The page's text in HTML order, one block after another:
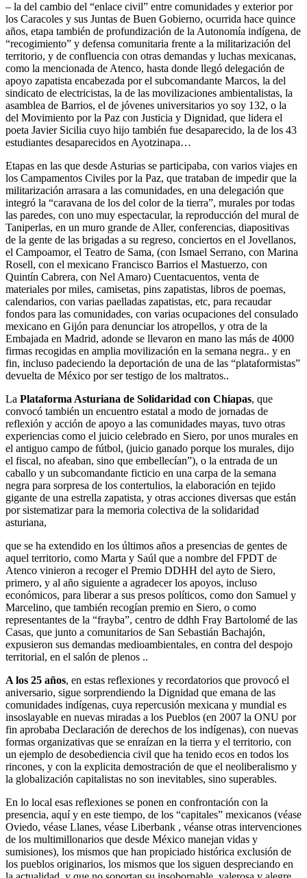
– la del cambio del “enlace civil” entre comunidades y exterior por
los Caracoles y sus Juntas de Buen Gobierno, ocurrida hace quince
años, etapa también de profundización de la Autonomía indígena, de
“recogimiento” y defensa comunitaria frente a la militarización del
territorio, y de confluencia con otras demandas y luchas mexicanas,
como la mencionada de Atenco, hasta donde llegó delegación de
apoyo zapatista encabezada por el subcomandante Marcos, la del
sindicato de electricistas, la de las movilizaciones ambientalistas, la
asamblea de Barrios, el de jóvenes universitarios yo soy 132, o la
del Movimiento por la Paz con Justicia y Dignidad, que lidera el
poeta Javier Sicilia cuyo hijo también fue desaparecido, la de los 43
estudiantes desaparecidos en Ayotzinapa…
Etapas en las que desde Asturias se participaba, con varios viajes en
los Campamentos Civiles por la Paz, que trataban de impedir que la
militarización arrasara a las comunidades, en una delegación que
integró la “caravana de los del color de la tierra”, murales por todas
las paredes, con uno muy espectacular, la reproducción del mural de
Taniperlas, en un muro grande de Aller, conferencias, diapositivas
de la gente de las brigadas a su regreso, conciertos en el Jovellanos,
el Campoamor, el Teatro de Sama, (con Ismael Serrano, con Marina
Rosell, con el mexicano Francisco Barrios el Mastuerzo, con
Quintín Cabrera, con Nel Amaro) Cuentacuentos, venta de
materiales por miles, camisetas, pins zapatistas, libros de poemas,
calendarios, con varias paelladas zapatistas, etc, para recaudar
fondos para las comunidades, con varias ocupaciones del consulado
mexicano en Gijón para denunciar los atropellos, y otra de la
Embajada en Madrid, adonde se llevaron en mano las más de 4000
firmas recogidas en amplia movilización en la semana negra.. y en
fin, incluso padeciendo la deportación de una de las “plataformistas”
devuelta de México por ser testigo de los maltratos..
La Plataforma Asturiana de Solidaridad con Chiapas, que
convocó también un encuentro estatal a modo de jornadas de
reflexión y acción de apoyo a las comunidades mayas, tuvo otras
experiencias como el juicio celebrado en Siero, por unos murales en
el antiguo campo de fútbol, (juicio ganado porque los murales, dijo
el fiscal, no afeaban, sino que embellecían”), o la entrada de un
caballo y un subcomandante ficticio en una carpa de la semana
negra para sorpresa de los contertulios, la elaboración en tejido
gigante de una estrella zapatista, y otras acciones diversas que están
por sistematizar para la memoria colectiva de la solidaridad
asturiana,
que se ha extendido en los últimos años a presencias de gentes de
aquel territorio, como Marta y Saúl que a nombre del FPDT de
Atenco vinieron a recoger el Premio DDHH del ayto de Siero,
primero, y al año siguiente a agradecer los apoyos, incluso
económicos, para liberar a sus presos políticos, como don Samuel y
Marcelino, que también recogían premio en Siero, o como
representantes de la “frayba”, centro de ddhh Fray Bartolomé de las
Casas, que junto a comunitarios de San Sebastián Bachajón,
expusieron sus demandas medioambientales, en contra del despojo
territorial, en el salón de plenos ..
A los 25 años, en estas reflexiones y recordatorios que provocó el
aniversario, sigue sorprendiendo la Dignidad que emana de las
comunidades indígenas, cuya repercusión mexicana y mundial es
insoslayable en nuevas miradas a los Pueblos (en 2007 la ONU por
fin aprobaba Declaración de derechos de los indígenas), con nuevas
formas organizativas que se enraízan en la tierra y el territorio, con
un ejemplo de desobediencia civil que ha tenido ecos en todos los
rincones, y con la explicita demostración de que el neoliberalismo y
la globalización capitalistas no son inevitables, sino superables.
En lo local esas reflexiones se ponen en confrontación con la
presencia, aquí y en este tiempo, de los “capitales” mexicanos (véase
Oviedo, véase Llanes, véase Liberbank , véanse otras intervenciones
de los multimillonarios que desde México manejan vidas y
sumisiones), los mismos que han propiciado histórica exclusión de
los pueblos originarios, los mismos que los siguen despreciando en